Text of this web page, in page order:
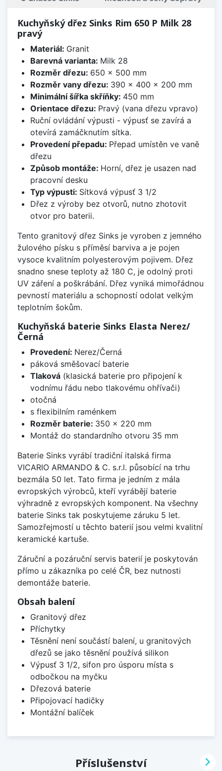
Kuchyňský dřez Sinks Rim 650 P Milk 28
pravý
Materiál: Granit
Barevná varianta: Milk 28
Rozměr dřezu: 650 x 500 mm
Rozměr vany dřezu: 390 x 400 x 200 mm
Minimální šířka skříňky: 450 mm
Orientace dřezu: Pravý (vana dřezu vpravo)
Ruční ovládání výpusti - výpusť se zavírá a
otevírá zamáčknutím sítka.
Provedení přepadu: Přepad umístěn ve vaně
dřezu
Způsob montáže: Horní, dřez je usazen nad
pracovní desku
Typ výpusti: Sítková výpusť 3 1/2
Dřez z výroby bez otvorů, nutno zhotovit
otvor pro baterii.
Tento granitový dřez Sinks je vyroben z jemného
žulového písku s příměsí barviva a je pojen
vysoce kvalitním polyesterovým pojivem. Dřez
snadno snese teploty až 180 C, je odolný proti
UV záření a poškrábání. Dřez vyniká mimořádnou
pevností materiálu a schopností odolat velkým
teplotním šokům.
Kuchyňská baterie Sinks Elasta Nerez/
Černá
Provedení: Nerez/Černá
páková směšovací baterie
Tlaková(klasická baterie pro připojení k
vodnímu řádu nebo tlakovému ohřívači)
otočná
s flexibilním raménkem
Rozměr baterie: 350 x 220 mm
Montáž do standardního otvoru 35 mm
Baterie Sinks vyrábí tradiční italská firma
VICARIO ARMANDO & C. s.r.l. působící na trhu
bezmála 50 let. Tato firma je jedním z mála
evropských výrobců, kteří vyrábějí baterie
výhradně z evropských komponent. Na všechny
baterie Sinks tak poskytujeme záruku 5 let.
Samozřejmostí u těchto baterií jsou velmi kvalitní
keramické kartuše.
Záruční a pozáruční servis baterií je poskytován
přímo u zákazníka po celé ČR, bez nutnosti
demontáže baterie.
Obsah balení
Granitový dřez
Příchytky
Těsnění není součástí balení, u granitových
dřezů se jako těsnění používá silikon
Výpusť 3 1/2, sifon pro úsporu místa s
odbočkou na myčku
Dřezová baterie
Připojovací hadičky
Montážní balíček
Příslušenství 